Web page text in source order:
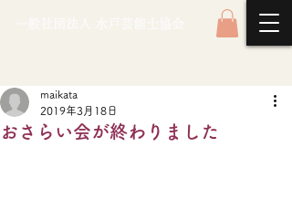
おさらい会が終わりました
maikata
2019年3月18日